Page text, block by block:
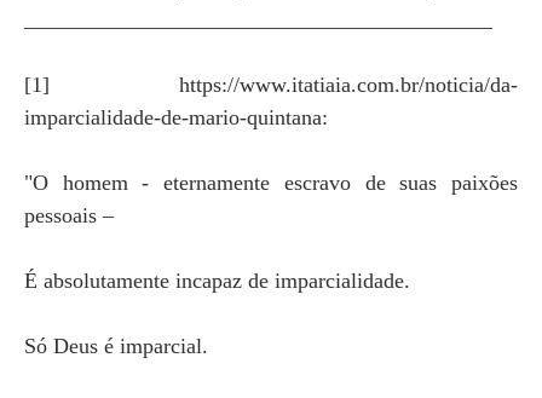
[1] https://www.itatiaia.com.br/noticia/da-
imparcialidade-de-mario-quintana:
"O homem - eternamente escravo de suas paixões
pessoais –
É absolutamente incapaz de imparcialidade.
Só Deus é imparcial.